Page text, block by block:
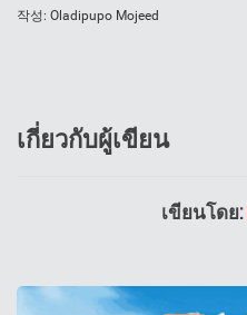
작성: Oladipupo Mojeed
เกี่ยวกับผู้เขียน
เขียนโดย: